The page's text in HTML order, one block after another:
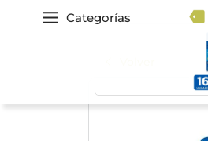
Categorías
Dermocosmética